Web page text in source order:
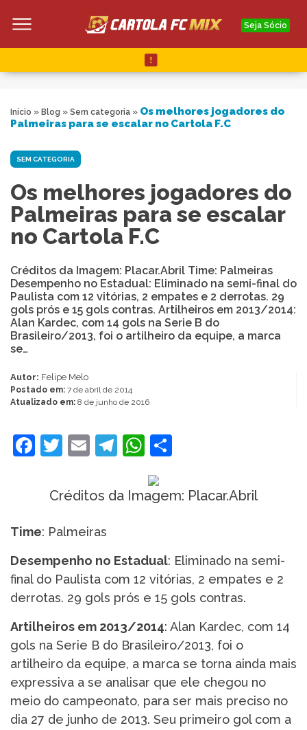
Seja Sócio
Início » Blog » Sem categoria » Os melhores jogadores do
Palmeiras para se escalar no Cartola F.C
SEM CATEGORIA
Os melhores jogadores do
Palmeiras para se escalar
no Cartola F.C
Créditos da Imagem: Placar.Abril Time: Palmeiras
Desempenho no Estadual: Eliminado na semi-final do
Paulista com 12 vitórias, 2 empates e 2 derrotas. 29
gols prós e 15 gols contras. Artilheiros em 2013/2014:
Alan Kardec, com 14 gols na Serie B do
Brasileiro/2013, foi o artilheiro da equipe, a marca
se…
Autor: Felipe Melo
Postado em: 7 de abril de 2014
Atualizado em: 8 de junho de 2016
Facebook
Twitter
EmailTelegram
WhatsApp
Créditos da Imagem: Placar.Abril
Time: Palmeiras
Desempenho no Estadual: Eliminado na semi-
final do Paulista com 12 vitórias, 2 empates e 2
derrotas. 29 gols prós e 15 gols contras.
Artilheiros em 2013/2014: Alan Kardec, com 14
gols na Serie B do Brasileiro/2013, foi o
artilheiro da equipe, a marca se torna ainda mais
expressiva a se analisar que ele chegou no
meio do campeonato, para ser mais preciso no
dia 27 de junho de 2013. Seu primeiro gol com a